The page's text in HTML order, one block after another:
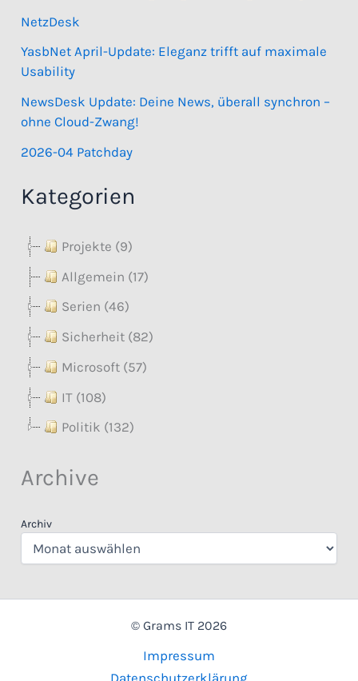
NetzDesk
YasbNet April-Update: Eleganz trifft auf maximale
Usability
NewsDesk Update: Deine News, überall synchron –
ohne Cloud-Zwang!
2026-04 Patchday
Kategorien
Projekte (9)
Allgemein (17)
Serien (46)
Sicherheit (82)
Microsoft (57)
IT (108)
Politik (132)
Archive
Archiv
© Grams IT 2026
Impressum
Datenschutzerklärung